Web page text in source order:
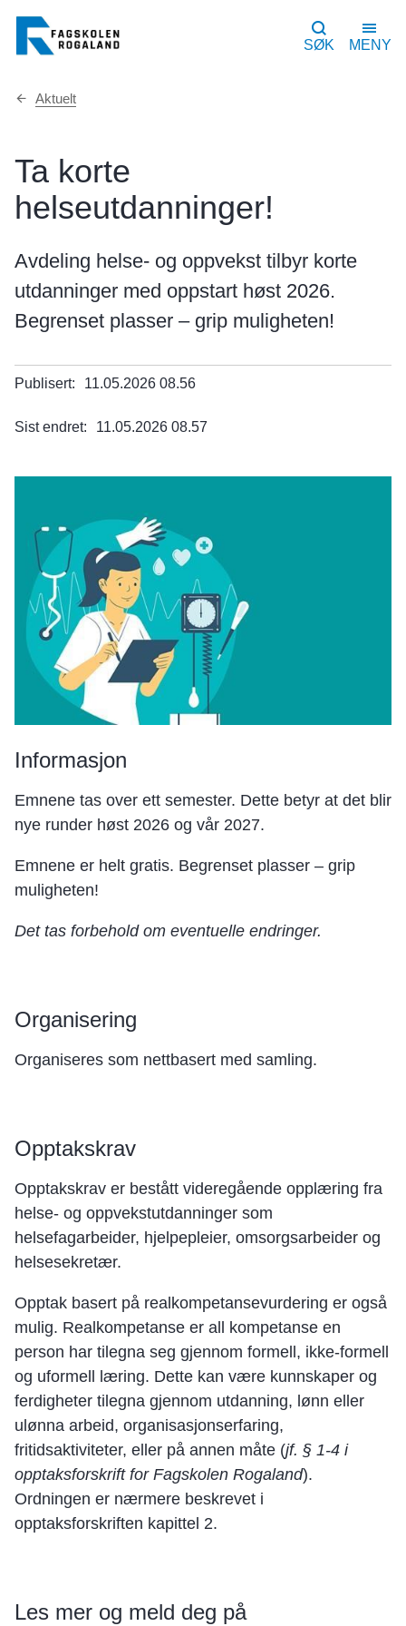
SØK MENY
Du Aktuelt
Ta korte
helseutdanninger!
Avdeling helse- og oppvekst tilbyr korte
utdanninger med oppstart høst 2026.
Begrenset plasser – grip muligheten!
Publisert 11.05.2026 08.56
Sist endret 11.05.2026 08.57
Informasjon
Emnene tas over ett semester. Dette betyr at det blir
nye runder høst 2026 og vår 2027.
Emnene er helt gratis. Begrenset plasser – grip
muligheten!
Det tas forbehold om eventuelle endringer.
Organisering
Organiseres som nettbasert med samling.
Opptakskrav
Opptakskrav er bestått videregående opplæring fra
helse- og oppvekstutdanninger som
helsefagarbeider, hjelpepleier, omsorgsarbeider og
helsesekretær.
Opptak basert på realkompetansevurdering er også
mulig. Realkompetanse er all kompetanse en
person har tilegna seg gjennom formell, ikke-formell
og uformell læring. Dette kan være kunnskaper og
ferdigheter tilegna gjennom utdanning, lønn eller
ulønna arbeid, organisasjonserfaring,
fritidsaktiviteter, eller på annen måte (jf. § 1-4 i
opptaksforskrift for Fagskolen Rogaland).
Ordningen er nærmere beskrevet i
opptaksforskriften kapittel 2.
Les mer og meld deg på